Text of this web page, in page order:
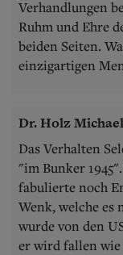
Verhandlungen
Ruhm und Ehre
beiden Seiten.
einzigartigen
Dr. Holz Michael
Das Verhalten
"im Bunker
fabulierte noch
Wenk, welche es
wurde von den
er wird fallen